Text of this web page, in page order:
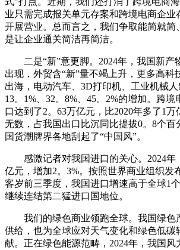
业只需完成报关单元存案和跨境电商企业
开展营业。总而言之，我们争取能简就简
是让企业通关简洁再简洁。
二是“新”意更脚。2024年，我国新产
出现，外贸含“新”量不竭上升，更多高科
出海，电动汽车、3D打印机、工业机械
13。1%、32。8%、45。2%的增加。跨
口达到了2。63万亿元，比2020年多了1
无数，占我国出口比沉同比提拔0。8个百
国货潮牌界各地刮起了“中国风”。
感激记者对我国进口的关心。2024年
亿元，增加2。3%。按照世界商业组织发
客岁前三季度，我国进口增速高于全球1
继续连结第二猛进口国地位。
我们的绿色商业领跑全球。我国绿色
供给，也为全球应对天气变化和绿色低碳
献。正在绿色能源范畴，2024年，我国风